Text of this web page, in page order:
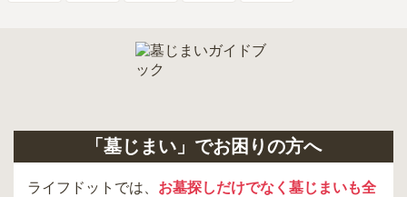
「墓じまい」でお困りの方へ
ライフドットでは、 お墓探しだけでなく墓じまいも全